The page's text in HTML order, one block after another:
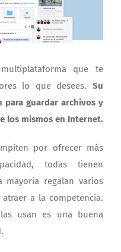
que te
lo que desees. Su
guardar archivos y
los mismos en Internet.
por ofrecer más
todas tienen
mayoría regalan varios
a la competencia.
usan es una buena